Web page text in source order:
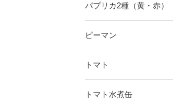
パプリカ2種（黄・赤）
ピーマン
トマト
トマト水煮缶